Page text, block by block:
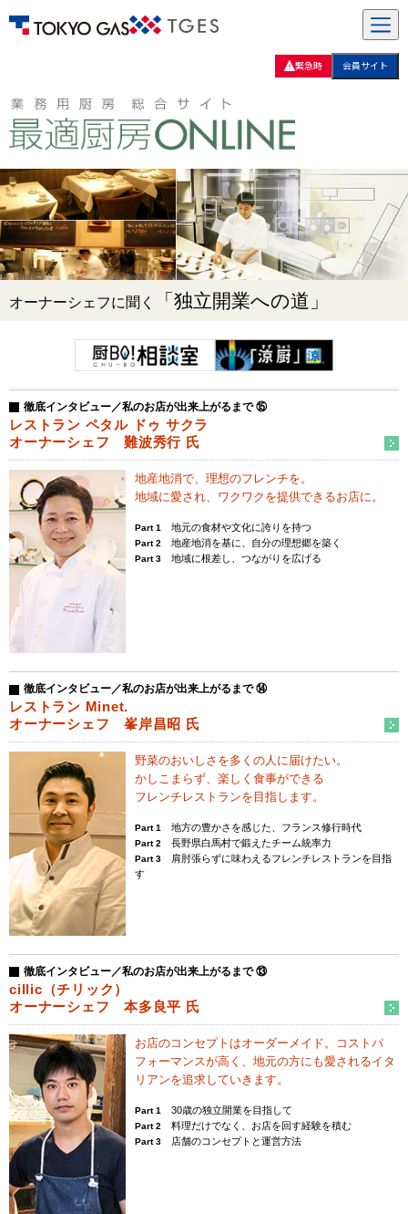
緊急時 会員サイト
オーナーシェフに聞く 「独立開業への道」
徹底インタビュー／私のお店が出来上がるまで ⑮
レストラン ペタル ドゥ サクラ
オーナーシェフ 難波秀行 氏
地産地消で、理想のフレンチを。
地域に愛され、ワクワクを提供できるお店に。
Part 1 地元の食材や文化に誇りを持つ
Part 2 地産地消を基に、自分の理想郷を築く
Part 3 地域に根差し、つながりを広げる
徹底インタビュー／私のお店が出来上がるまで ⑭
レストラン Minet.
オーナーシェフ 峯岸昌昭 氏
野菜のおいしさを多くの人に届けたい。
かしこまらず、楽しく食事ができる
フレンチレストランを目指します。
Part 1 地方の豊かさを感じた、フランス修行時代
Part 2 長野県白馬村で鍛えたチーム統率力
Part 3 肩肘張らずに味わえるフレンチレストランを目指
す
徹底インタビュー／私のお店が出来上がるまで ⑬
cillic（チリック）
オーナーシェフ 本多良平 氏
お店のコンセプトはオーダーメイド。
コストパ
フォーマンスが高く、地元の方にも愛されるイタ
リアンを追求していきます。
Part 1 30歳の独立開業を目指して
Part 2 料理だけでなく、お店を回す経験を積む
Part 3 店舗のコンセプトと運営方法